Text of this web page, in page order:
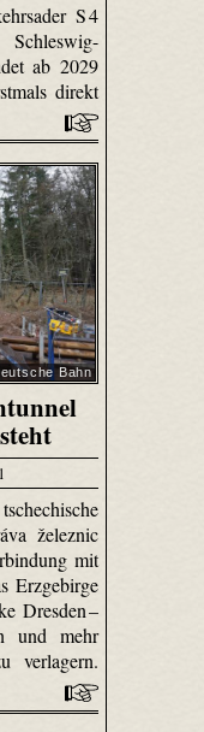
S 4
ab 2029
direkt
Bahn
železnic
mit
Erzgebirge
Dresden –
und mehr
verlagern.